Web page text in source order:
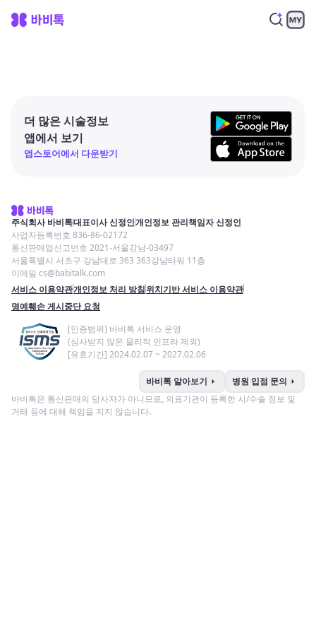
더 많은 시술정보
앱에서 보기
앱스토어에서 다운받기
주식회사 바비톡대표이사 신정인개인정보 관리책임자 신정인
사업자등록번호 836-86-02172
통신판매업신고번호 2021-서울강남-03497
서울특별시 서초구 강남대로 363 363강남타워 11층
이메일 cs@babitalk.com
서비스 이용약관개인정보 처리 방침위치기반 서비스 이용약관
명예훼손 게시중단 요청
[인증범위] 바비톡 서비스 운영
(심사받지 않은 물리적 인프라 제외)
[유효기간] 2024.02.07 ~ 2027.02.06
바비톡 알아보기 arrow_right 병원 입점 문의 arrow_right
바비톡은 통신판매의 당사자가 아니므로, 의료기관이 등록한 시/수술 정보 및
거래 등에 대해 책임을 지지 않습니다.